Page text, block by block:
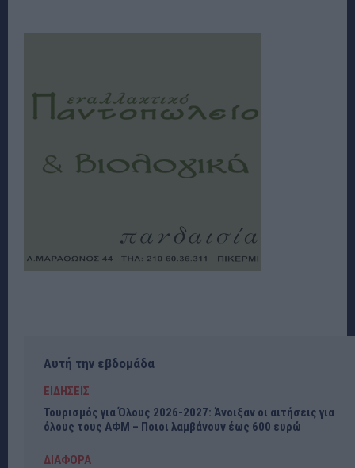
Αυτή την εβδομάδα
ΕΙΔΗΣΕΙΣ
Τουρισμός για Όλους 2026-2027: Άνοιξαν οι αιτήσεις για
όλους τους ΑΦΜ – Ποιοι λαμβάνουν έως 600 ευρώ
ΔΙΑΦΟΡΑ